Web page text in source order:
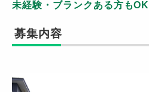
未経験・ブランクある方もOK
募集内容